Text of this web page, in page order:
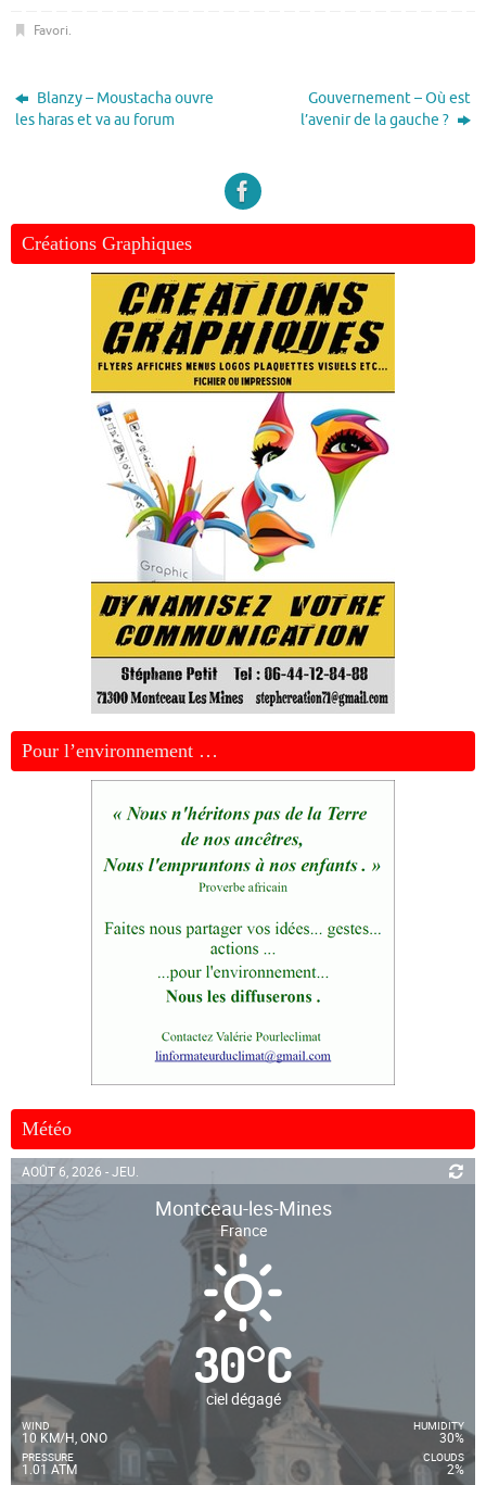
Favori.
Blanzy – Moustacha ouvre
les haras et va au forum
Gouvernement – Où est
l’avenir de la gauche ?
Créations Graphiques
Pour l’environnement …
Météo
AOÛT 6, 2026 - JEU.
Montceau-les-Mines
France
30°C
ciel dégagé
WIND
10 KM/H, ONO
PRESSURE
1.01 ATM
HUMIDITY
30%
CLOUDS
2%